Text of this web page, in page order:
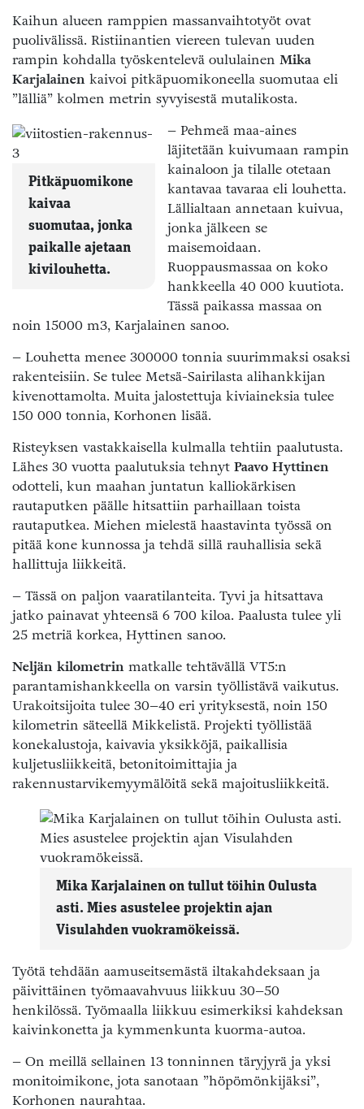
Kaihun alueen ramppien massanvaihtotyöt ovat
puolivälissä. Ristiinantien viereen tulevan uuden
rampin kohdalla työskentelevä oululainen Mika
Karjalainen kaivoi pitkäpuomikoneella suomutaa eli
”lälliä” kolmen metrin syvyisestä mutalikosta.
Pitkäpuomikone
kaivaa
suomutaa, jonka
paikalle ajetaan
kivilouhetta.
– Pehmeä maa-aines
läjitetään kuivumaan rampin
kainaloon ja tilalle otetaan
kantavaa tavaraa eli louhetta.
Lällialtaan annetaan kuivua,
jonka jälkeen se
maisemoidaan.
Ruoppausmassaa on koko
hankkeella 40 000 kuutiota.
Tässä paikassa massaa on
noin 15000 m3, Karjalainen sanoo.
– Louhetta menee 300000 tonnia suurimmaksi osaksi
rakenteisiin. Se tulee Metsä-Sairilasta alihankkijan
kivenottamolta. Muita jalostettuja kiviaineksia tulee
150 000 tonnia, Korhonen lisää.
Risteyksen vastakkaisella kulmalla tehtiin paalutusta.
Lähes 30 vuotta paalutuksia tehnyt Paavo Hyttinen
odotteli, kun maahan juntatun kalliokärkisen
rautaputken päälle hitsattiin parhaillaan toista
rautaputkea. Miehen mielestä haastavinta työssä on
pitää kone kunnossa ja tehdä sillä rauhallisia sekä
hallittuja liikkeitä.
– Tässä on paljon vaaratilanteita. Tyvi ja hitsattava
jatko painavat yhteensä 6 700 kiloa. Paalusta tulee yli
25 metriä korkea, Hyttinen sanoo.
Neljän kilometrin matkalle tehtävällä VT5:n
parantamishankkeella on varsin työllistävä vaikutus.
Urakoitsijoita tulee 30–40 eri yrityksestä, noin 150
kilometrin säteellä Mikkelistä. Projekti työllistää
konekalustoja, kaivavia yksikköjä, paikallisia
kuljetusliikkeitä, betonitoimittajia ja
rakennustarvikemyymälöitä sekä majoitusliikkeitä.
Mika Karjalainen on tullut töihin Oulusta
asti. Mies asustelee projektin ajan
Visulahden vuokramökeissä.
Työtä tehdään aamuseitsemästä iltakahdeksaan ja
päivittäinen työmaavahvuus liikkuu 30–50
henkilössä. Työmaalla liikkuu esimerkiksi kahdeksan
kaivinkonetta ja kymmenkunta kuorma-autoa.
– On meillä sellainen 13 tonninnen täryjyrä ja yksi
monitoimikone, jota sanotaan ”höpömönkijäksi”,
Korhonen naurahtaa.